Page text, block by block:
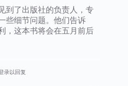
到了出版社的负责人，专
些细节问题。他们告诉
，这本书将会在五月前后
录以回复